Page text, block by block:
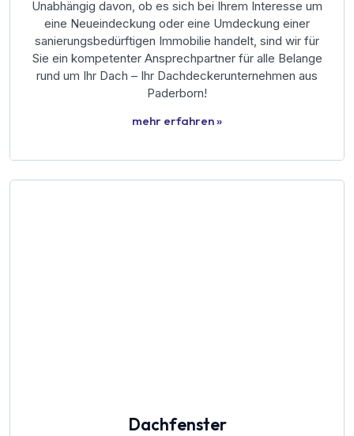
Unabhängig davon, ob es sich bei Ihrem Interesse um
eine Neueindeckung oder eine Umdeckung einer
sanierungsbedürftigen Immobilie handelt, sind wir für
Sie ein kompetenter Ansprechpartner für alle Belange
rund um Ihr Dach – Ihr Dachdeckerunternehmen aus
Paderborn!
mehr erfahren »
Dachfenster